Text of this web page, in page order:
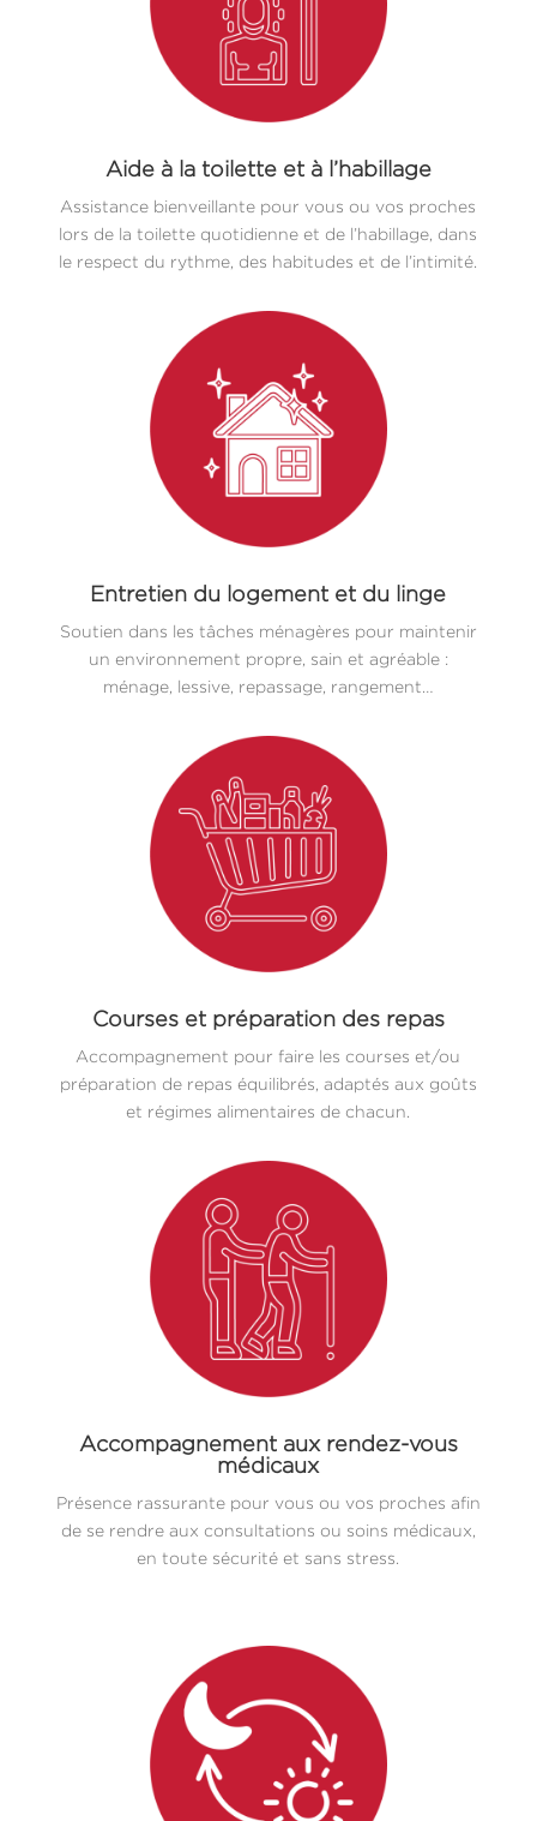
Aide à la toilette et à l’habillage
Assistance bienveillante pour vous ou vos proches
lors de la toilette quotidienne et de l’habillage, dans
le respect du rythme, des habitudes et de l’intimité.
Entretien du logement et du linge
Soutien dans les tâches ménagères pour maintenir
un environnement propre, sain et agréable :
ménage, lessive, repassage, rangement…
Courses et préparation des repas
Accompagnement pour faire les courses et/ou
préparation de repas équilibrés, adaptés aux goûts
et régimes alimentaires de chacun.
Accompagnement aux rendez-vous
médicaux
Présence rassurante pour vous ou vos proches afin
de se rendre aux consultations ou soins médicaux,
en toute sécurité et sans stress.